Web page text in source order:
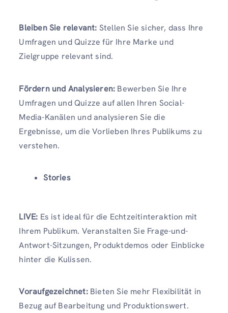
Bleiben Sie relevant: Stellen Sie sicher, dass Ihre
Umfragen und Quizze für Ihre Marke und
Zielgruppe relevant sind.
Fördern und Analysieren: Bewerben Sie Ihre
Umfragen und Quizze auf allen Ihren Social-
Media-Kanälen und analysieren Sie die
Ergebnisse, um die Vorlieben Ihres Publikums zu
verstehen.
Stories
LIVE: Es ist ideal für die Echtzeitinteraktion mit
Ihrem Publikum. Veranstalten Sie Frage-und-
Antwort-Sitzungen, Produktdemos oder Einblicke
hinter die Kulissen.
Voraufgezeichnet:Bieten Sie mehr Flexibilität in
Bezug auf Bearbeitung und Produktionswert.